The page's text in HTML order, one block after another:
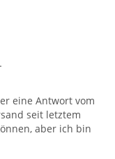
eine Antwort vom
seit letztem
aber ich bin